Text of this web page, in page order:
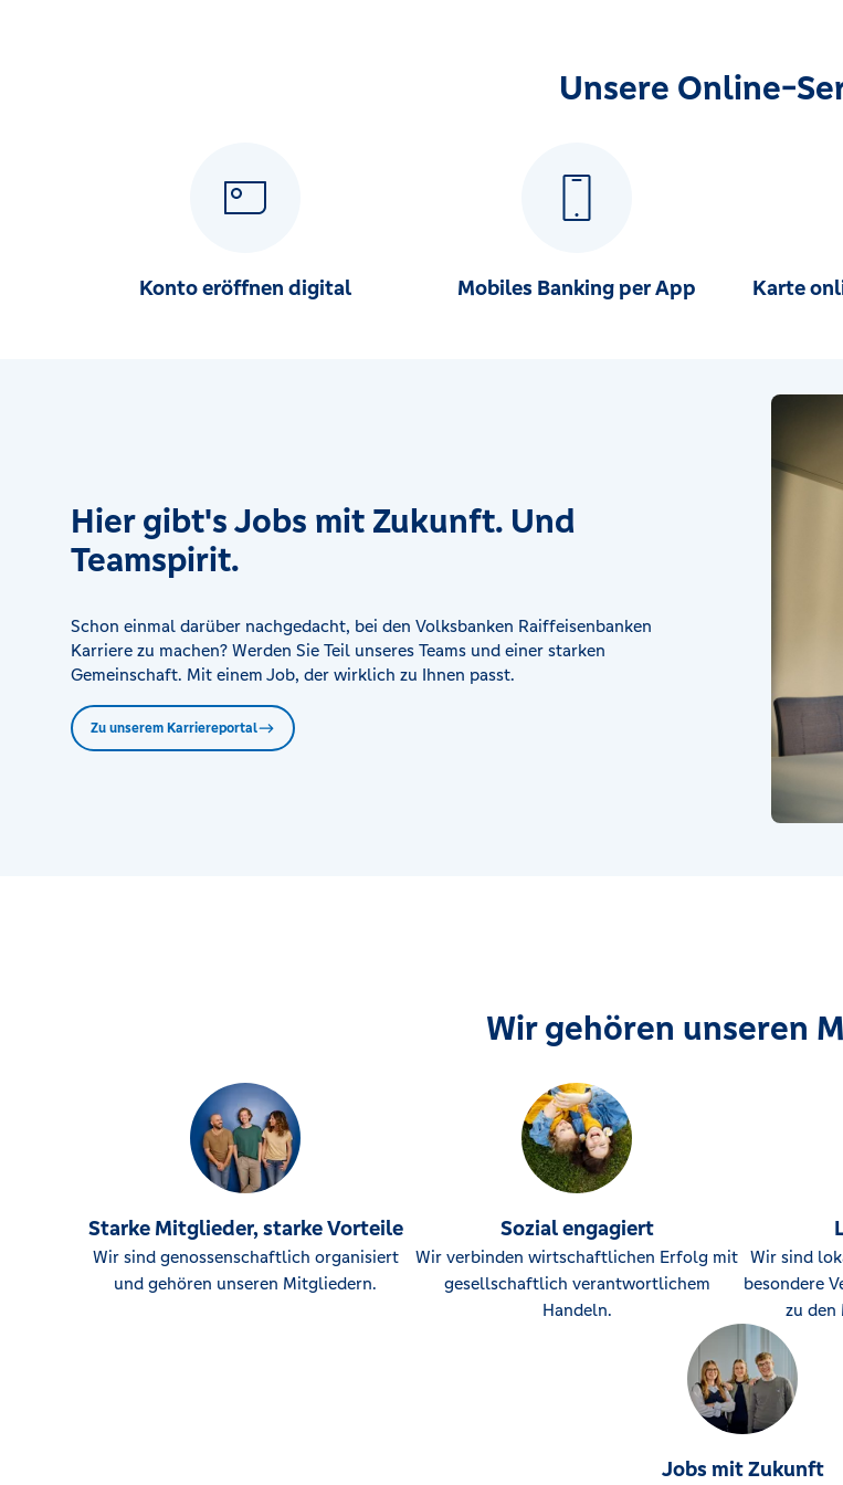
Hauptstr. 42, 85716 Unterschleissheim/Lohhof
Unsere Online-
Konto eröffnen digital Mobiles Banking per App
Karte
Hier gibt's Jobs mit Zukunft. Und
Teamspirit.
Schon einmal darüber nachgedacht, bei den Volksbanken Raiffeisenbanken
Karriere zu machen? Werden Sie Teil unseres Teams und einer starken
Gemeinschaft. Mit einem Job, der wirklich zu Ihnen passt.
Zu unserem Karriereportal
Wir gehören unseren
Starke Mitglieder, starke Vorteile
Wir sind genossenschaftlich organisiert
und gehören unseren Mitgliedern.
Sozial engagiert
Wir verbinden wirtschaftlichen Erfolg mit
gesellschaftlich verantwortlichem
Handeln.
Wir sind
besondere
zu den
Jobs mit Zukunft